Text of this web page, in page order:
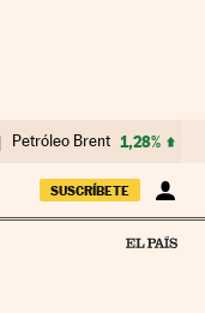
Petróleo Brent 1,28%
SUSCRÍBETE